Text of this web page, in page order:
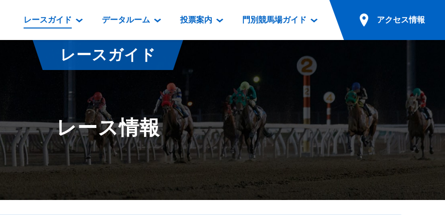
レースガイド
レース情報
払戻金一覧
騎手成績表
馬番成績表
オッズ
番組・級別表ダウンロード
開催カレンダー
重賞競走体系図
スタリオンシリーズ競走
道内の発売情報(PDF)
データルーム
データルーム
騎手・調教師紹介
坂路調教映像
遠征馬情報
番組編成要領
映像コンテンツ
重賞競走VTR
重賞競走参考VTR
レースダイジェスト
新馬ダイジェスト
投票案内
電話・インターネット投票
場外発売所
実況・テレホンサービス
発売・払戻
門別競馬場ガイド
門別競馬場情報
門別競馬場グルメ
とねっこジンギスカン
いずみ食堂
ルンビニフードカフェ
勝馬屋
アクセス情報
無料送迎バスでのご来場
公共の交通機関でのご来場
レースガイド
レース情報